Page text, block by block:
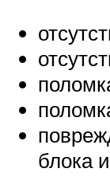
блока